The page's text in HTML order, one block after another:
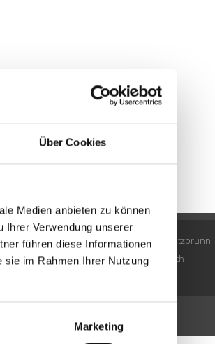
Über Cookies
Medien anbieten zu können
Ihrer Verwendung unserer
führen diese Informationen
sie im Rahmen Ihrer Nutzung
Marketing
Zirndorf München / Trudering Putzbrunn
Ingolstadt Gräfelfing Gauting
Fürth